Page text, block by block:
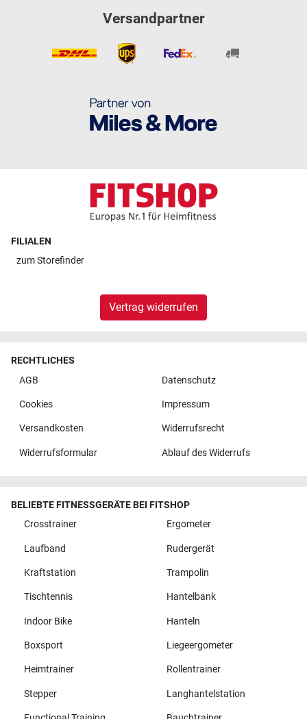
Versandpartner
FILIALEN
zumStorefinder
Vertrag widerrufen
RECHTLICHES
AGB
Datenschutz
Cookies Impressum
Versandkosten Widerrufsrecht
Widerrufsformular Ablauf des Widerrufs
BELIEBTE FITNESSGERÄTE BEI FITSHOP
Crosstrainer
Ergometer
Laufband Rudergerät
Kraftstation Trampolin
Tischtennis Hantelbank
Indoor Bike Hanteln
Boxsport Liegeergometer
Heimtrainer Rollentrainer
Stepper Langhantelstation